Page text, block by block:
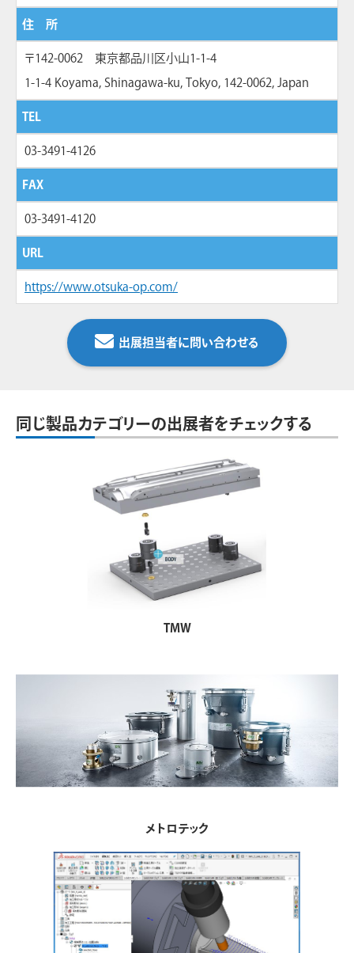
住 所
〒142-0062 東京都品川区小山1-1-4
1-1-4 Koyama, Shinagawa-ku, Tokyo, 142-0062, Japan
TEL
03-3491-4126
FAX
03-3491-4120
URL
https://www.otsuka-op.com/
出展担当者に問い合わせる
同じ製品カテゴリーの出展者をチェックする
TMW
メトロテック